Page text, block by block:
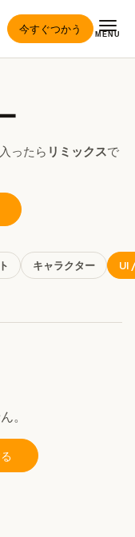
今すぐつかう MENU
ったら リミックスで
キャラクター UI
。